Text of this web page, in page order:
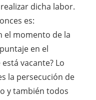
dicha labor.
es:
el momento de la
en el
vacante? Lo
la persecución de
y también todos